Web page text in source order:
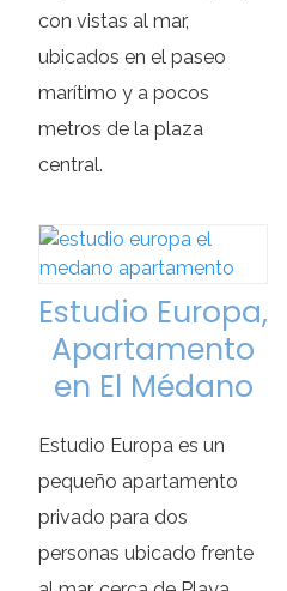
con vistas al mar,
ubicados en el paseo
marítimo y a pocos
metros de la plaza
central.
Estudio Europa,
Apartamento
en El Médano
Estudio Europa es un
pequeño apartamento
privado para dos
personas ubicado frente